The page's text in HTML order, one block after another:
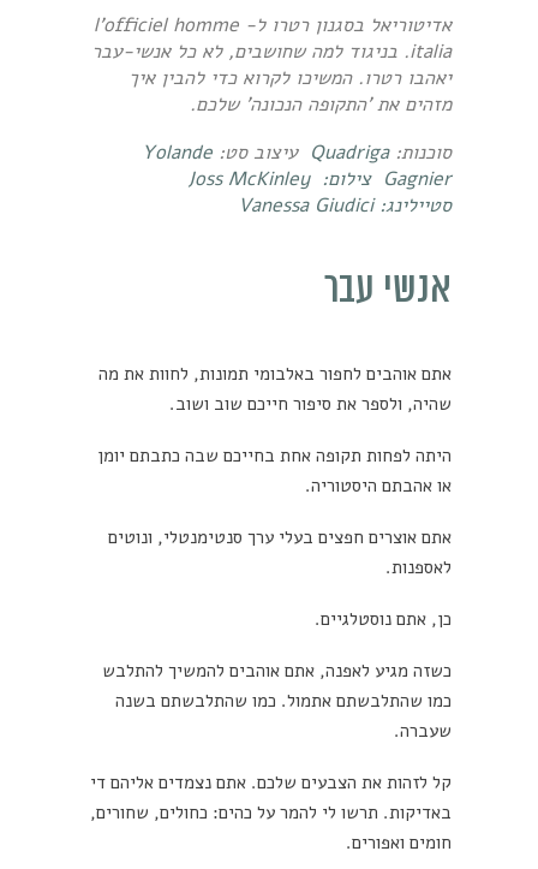
אדיטוריאל בסגנון רטרו ל- l'officiel homme
italia. בניגוד למה שחושבים, לא כל אנשי-עבר
יאהבו רטרו. המשיכו לקרוא כדי להבין איך
מזהים את 'התקופה הנכונה' שלכם.
סוכנות:Quadriga עיצוב סט:Yolande
Gagnier צילום:
Joss McKinley
סטיילינג: Vanessa Giudici
אנשי עבר
אתם אוהבים לחפור באלבומי תמונות, לחוות את מה
שהיה, ולספר את סיפור חייכם שוב ושוב.
היתה לפחות תקופה אחת בחייכם שבה כתבתם יומן
או אהבתם היסטוריה.
אתם אוצרים חפצים בעלי ערך סנטימנטלי, ונוטים
לאספנות.
כן, אתם נוסטלגיים.
כשזה מגיע לאפנה, אתם אוהבים להמשיך להתלבש
כמו שהתלבשתם אתמול. כמו שהתלבשתם בשנה
שעברה.
קל לזהות את הצבעים שלכם. אתם נצמדים אליהם די
באדיקות. תרשו לי להמר על כהים: כחולים, שחורים,
חומים ואפורים.